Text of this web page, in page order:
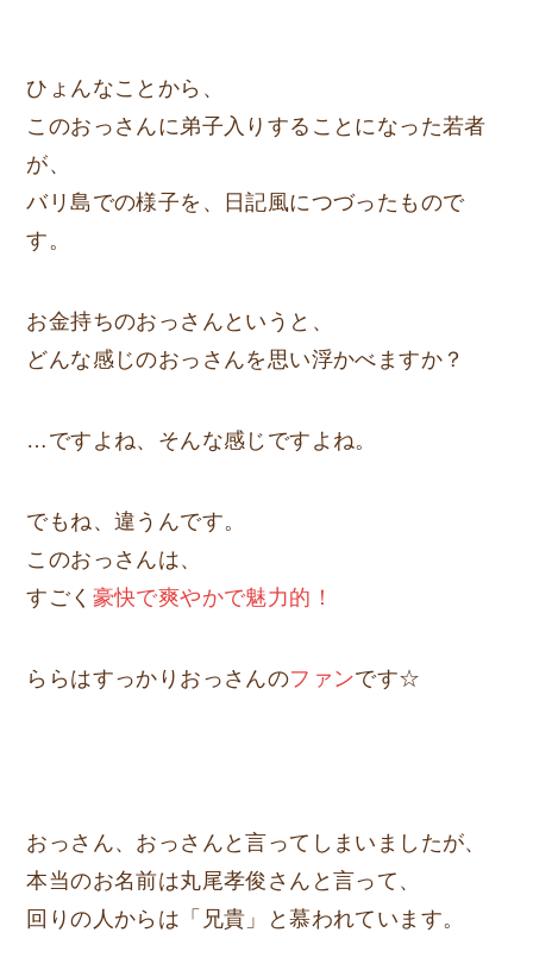
ひょんなことから、
このおっさんに弟子入りすることになった若者
が、
バリ島での様子を、日記風につづったもので
す。
お金持ちのおっさんというと、
どんな感じのおっさんを思い浮かべますか？
…ですよね、そんな感じですよね。
でもね、違うんです。
このおっさんは、
すごく 豪快で爽やかで魅力的！
ららはすっかりおっさんのファンです☆
おっさん、おっさんと言ってしまいましたが、
本当のお名前は丸尾孝俊さんと言って、
回りの人からは「兄貴」と慕われています。